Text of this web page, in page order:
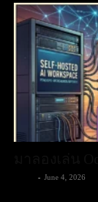
- June 4, 2026